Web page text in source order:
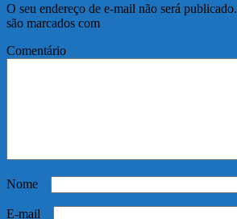
O seu endereço de e-mail não será publicado.
são marcados com
Comentário
Nome
E-mail